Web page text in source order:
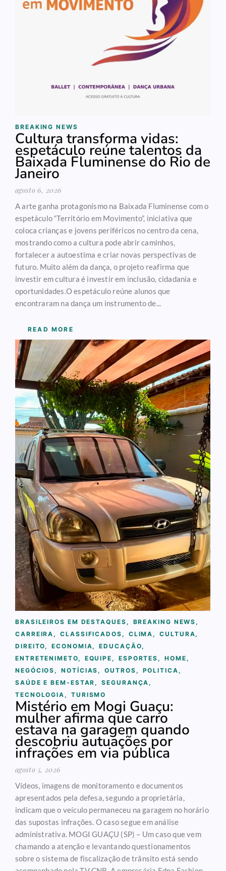
BREAKING NEWS
Cultura transforma vidas:
espetáculo reúne talentos da
Baixada Fluminense do Rio de
Janeiro
agosto 6, 2026
A arte ganha protagonismo na Baixada Fluminense com o
espetáculo “Território em Movimento”, iniciativa que
coloca crianças e jovens periféricos no centro da cena,
mostrando como a cultura pode abrir caminhos,
fortalecer a autoestima e criar novas perspectivas de
futuro. Muito além da dança, o projeto reafirma que
investir em cultura é investir em inclusão, cidadania e
oportunidades.O espetáculo reúne alunos que
encontraram na dança um instrumento de...
READ MORE
BRASILEIROS EM DESTAQUES , BREAKING NEWS ,
CARREIRA , CLASSIFICADOS , CLIMA , CULTURA,
DIREITO, ECONOMIA, EDUCAÇÃO,
ENTRETENIMETO, EQUIPE , ESPORTES , HOME ,
NEGÓCIOS , NOTÍCIAS , OUTROS , POLITICA ,
SAÚDE E BEM-ESTAR , SEGURANÇA ,
TECNOLOGIA , TURISMO
Mistério em Mogi Guaçu:
mulher afirma que carro
estava na garagem quando
descobriu autuações por
infrações em via pública
agosto 5, 2026
Vídeos, imagens de monitoramento e documentos
apresentados pela defesa, segundo a proprietária,
indicam que o veículo permaneceu na garagem no horário
das supostas infrações. O caso segue em análise
administrativa. MOGI GUAÇU (SP) – Um caso que vem
chamando a atenção e levantando questionamentos
sobre o sistema de fiscalização de trânsito está sendo